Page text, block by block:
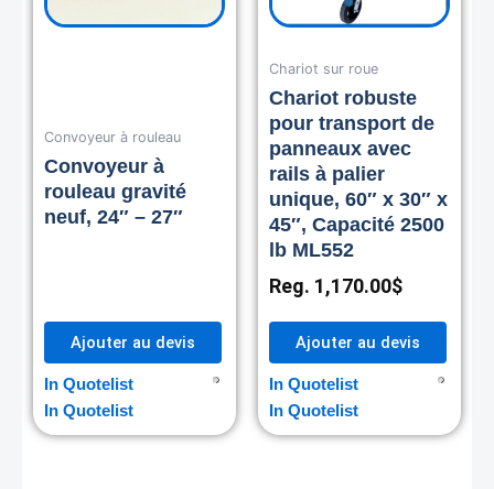
Convoyeur à rouleau
Convoyeur à
rouleau gravité
neuf, 24″ – 27″
Ajouter au devis
In Quotelist
In Quotelist
Chariot sur roue
Chariot robuste
pour transport de
panneaux avec
rails à palier
unique, 60″ x 30″ x
45″, Capacité 2500
lb ML552
Reg. 1,170.00$
Ajouter au devis
In Quotelist
In Quotelist